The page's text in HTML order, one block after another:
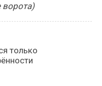
ворота)
только